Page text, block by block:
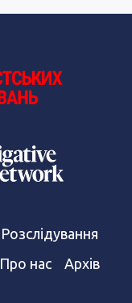
Розслідування
Про нас Архів